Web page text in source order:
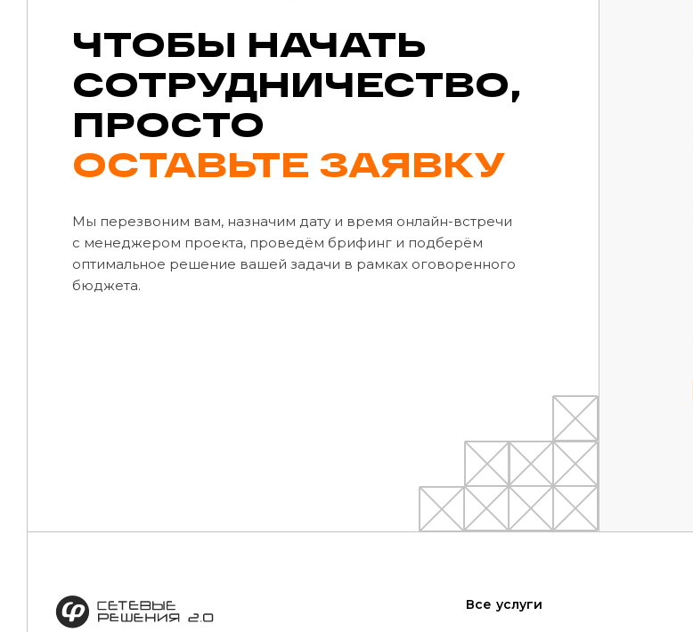
ЧТОБЫ НАЧАТЬ
СОТРУДНИЧЕСТВО,
ПРОСТО
ОСТАВЬТЕ ЗАЯВКУ
Мы перезвоним вам, назначим дату и время онлайн-встречи
с менеджером проекта, проведём брифинг и подберём
оптимальное решение вашей задачи в рамках оговоренного
бюджета.
Все услуги